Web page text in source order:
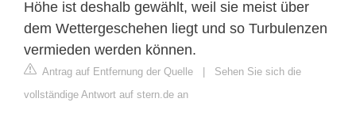
Höhe ist deshalb gewählt, weil sie meist über
dem Wettergeschehen liegt und so Turbulenzen
vermieden werden können.
Antrag auf Entfernung der Quelle
Sehen Sie sich die
vollständige Antwort auf stern.de an